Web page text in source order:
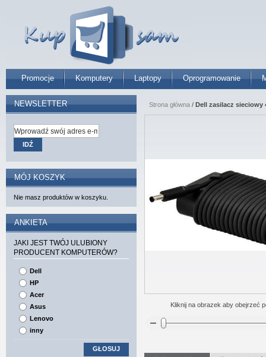
Promocje Komputery Laptopy Oprogramowanie
Strona główna / Dell zasilacz sieciowy
Kliknij na obrazek aby obejrzeć
NEWSLETTER
IDŹ
MÓJ KOSZYK
Nie masz produktów w koszyku.
ANKIETA
JAKI JEST TWÓJ ULUBIONY
PRODUCENT KOMPUTERÓW?
Dell
HP
Acer
Asus
Lenovo
inny
GŁOSUJ